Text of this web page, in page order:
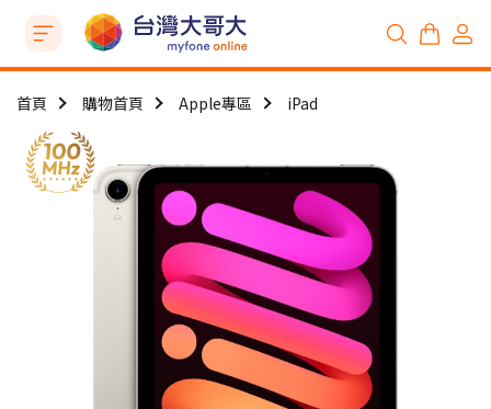
首頁 購物首頁 Apple專區 iPad